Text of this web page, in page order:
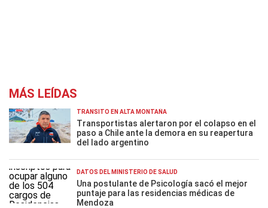
MÁS LEÍDAS
TRÁNSITO EN ALTA MONTAÑA
Transportistas alertaron por el colapso en el
paso a Chile ante la demora en su reapertura
del lado argentino
DATOS DEL MINISTERIO DE SALUD
Una postulante de Psicología sacó el mejor
puntaje para las residencias médicas de
Mendoza